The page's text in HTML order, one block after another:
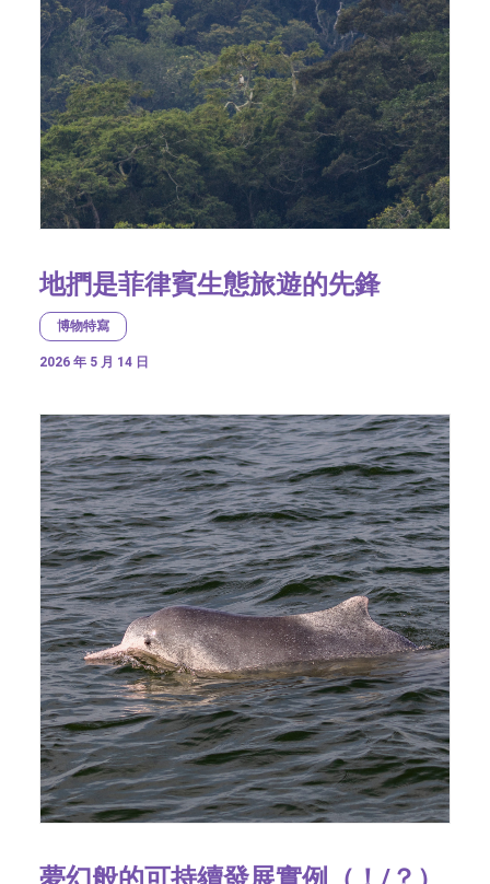
地捫是菲律賓生態旅遊的先鋒
博物特寫
2026 年 5 月 14 日